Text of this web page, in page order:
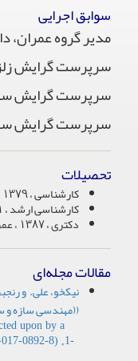
سوابق اجرایی
مدیر گروه عمران،
سرپرست گرایش زلزله،
سرپرست گرایش سازه،
سرپرست گرایش سازه
تحصیلات
کارشناسی ، 1379 ، عمران - عمران ، صنعتی اصفهان
کارشناسی ارشد ، 1381 ، عمران - سازه ، صنعتی شریف
دکتری ، 1387 ، عمران - سازه ، صنعتی شریف
مقالات مجله‌ای
((مهندسی سازه و ساخت)).
upon by a
0892-8) ,1-